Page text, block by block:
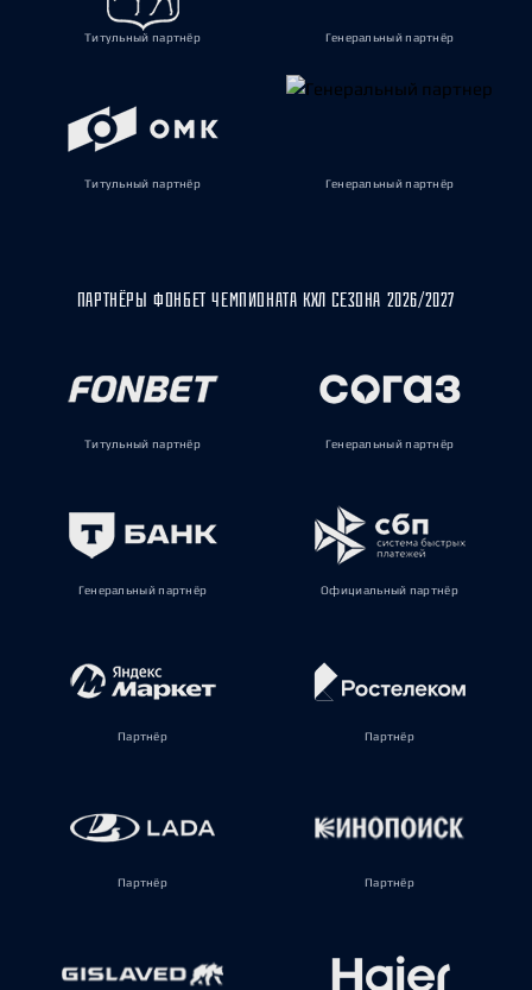
Титульный партнёр Генеральный партнёр
Титульный партнёр Генеральный партнёр
ПАРТНЁРЫ ФОНБЕТ ЧЕМПИОНАТА КХЛ СЕЗОНА 2026/2027
Титульный партнёр Генеральный партнёр
Генеральный партнёр Официальный партнёр
Партнёр Партнёр
Партнёр Партнёр